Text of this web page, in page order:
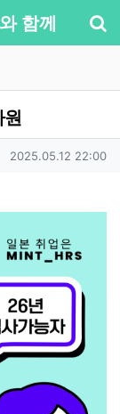
함께
원
작성일
2025.05.12 22:00